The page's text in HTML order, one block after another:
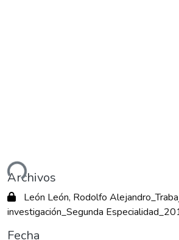
Archivos
León León, Rodolfo
investigación_Segunda
Fecha